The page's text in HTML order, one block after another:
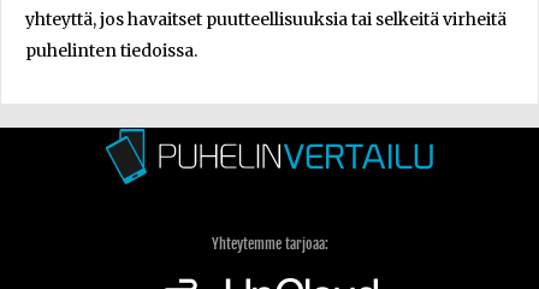
yhteyttä, jos havaitset puutteellisuuksia tai selkeitä virheitä
puhelinten tiedoissa.
Yhteytemme tarjoaa: